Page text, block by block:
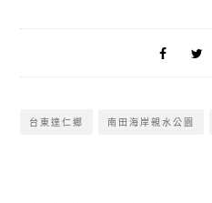
台東達仁鄉 南田海岸親水公園